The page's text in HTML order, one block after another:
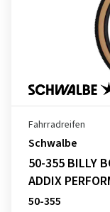
Fahrradreifen
Schwalbe
50-355 BILLY
ADDIX
50-355